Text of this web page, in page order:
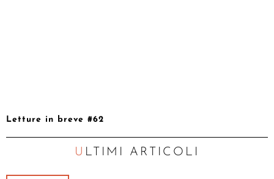
Letture in breve #62
ULTIMI ARTICOLI